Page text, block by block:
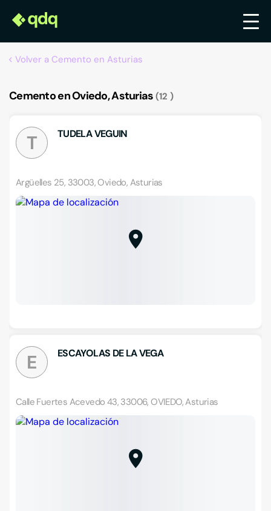
Volver a Cemento en Asturias
Cemento en Oviedo, Asturias 12
T TUDELA VEGUIN
Argüelles 25, 33003, Oviedo, Asturias
E ESCAYOLAS DE LA VEGA
Calle Fuertes Acevedo 43, 33006, OVIEDO, Asturias